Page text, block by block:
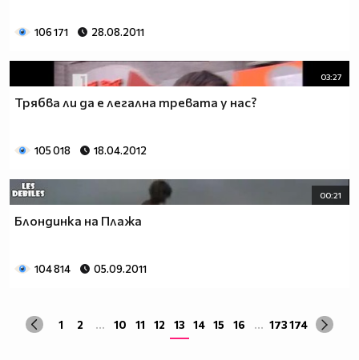
106 171 28.08.2011
03:27
Трябва ли да е легална тревата у нас?
105 018 18.04.2012
00:21
Блондинка на Плажа
104 814 05.09.2011
1 2 ... 10 11 12 13 14 15 16 ... 173174